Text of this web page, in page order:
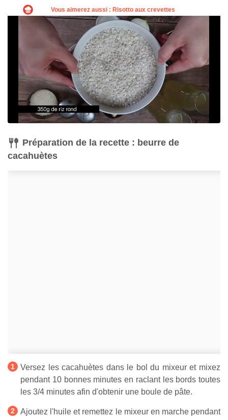
Préparation de la recette : beurre de
cacahuètes
Versez les cacahuètes dans le bol du mixeur et mixez
pendant 10 bonnes minutes en raclant les bords toutes
les 3/4 minutes afin d'obtenir une boule de pâte.
Ajoutez l'huile et remettez le mixeur en marche pendant